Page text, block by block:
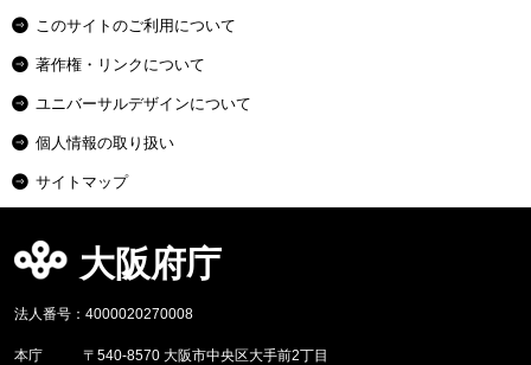
このサイトのご利用について
著作権・リンクについて
ユニバーサルデザインについて
個人情報の取り扱い
サイトマップ
大阪府庁
法人番号：4000020270008
本庁
〒540-8570 大阪市中央区大手前2丁目